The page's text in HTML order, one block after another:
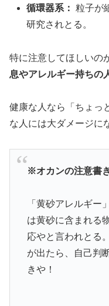
循環器系： 粒子が
研究されとる。
特に注意してほしいの
息やアレルギー持ちの
健康な人なら「ちょっ
な人には大ダメージに
※オカンの注意書
「黄砂アレルギー
は黄砂に含まれる
応やと言われとる
が出たら、自己判
きや！